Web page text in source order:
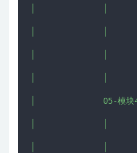
│              │      01-第
│              │      02-
│              │      02-
│              05-模块4-
│              │      01-
│              │      01-课